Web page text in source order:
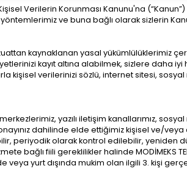
Kişisel Verilerin Korunması Kanunu'na
ve buna bağlı olarak sizlerin
kaynaklanan yasal
kayıt altına alabilmek, sizlere daha iyi
kişisel verilerinizi sözlü, internet sitesi,
merkezlerimiz, yazılı iletişim kanallarımız,
dahilinde elde ettiğimiz kişisel ve/
olarak kontrol edilebilir, yeniden
fiili gereklilikler halinde MODİMEKS
yurt dışında mukim olan ilgili 3. kişi